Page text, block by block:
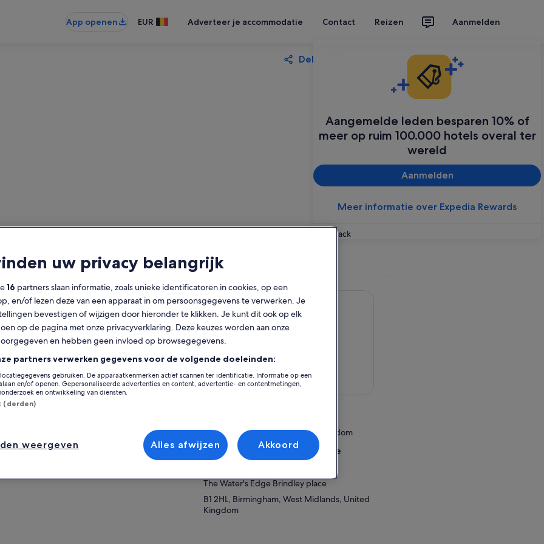
App openen EUR Adverteer je accommodatie Contact Reizen Aanmelden
Aangemelde leden besparen 10% of
meer op ruim 100.000 hotels overal ter
wereld
Aanmelden
Meer informatie over Expedia Rewards
Feedback
Delen
Afgedrukte
voucher
Directe
bevestiging
Kinderen onder de 3 jaar gratis!
In het hart van Birmingham
De enige 360-graden oceaantunnel in het
Verenigd Koninkrijk
weergeven
Op de kaart bekijken
Birmingham, England, United Kingdom
Verzamelpunt/inwisselingslocatie
The Water's Edge Brindley place
B1 2HL, Birmingham, West Midlands, United
Kingdom
uw privacy belangrijk
16 partners slaan informatie, zoals unieke identificatoren in cookies, op een
en/of lezen deze van een apparaat in om persoonsgegevens te verwerken. Je
bevestigen of wijzigen door hieronder te klikken. Je kunt dit ook op elk
op de pagina met onze privacyverklaring. Deze keuzes worden aan onze
en hebben geen invloed op browsegegevens.
partners verwerken gegevens voor de volgende doeleinden:
gebruiken. De apparaatkenmerken actief scannen ter identificatie. Informatie op een
en/of openen. Gepersonaliseerde advertenties en content, advertentie- en contentmetingen,
en ontwikkeling van diensten.
(derden)
weergeven Alles afwijzen Akkoord